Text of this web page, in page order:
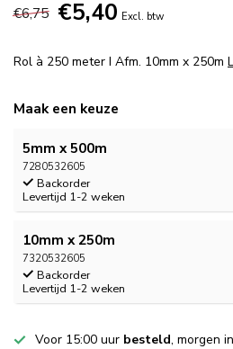
€6,75 €5,40 Excl. btw
Rol à 250 meter I Afm. 10mm x 250m
Maak een keuze
5mm x 500m
7280532605
Backorder
Levertijd 1-2 weken
10mm x 250m
7320532605
Backorder
Levertijd 1-2 weken
Voor 15:00 uur besteld, morgen